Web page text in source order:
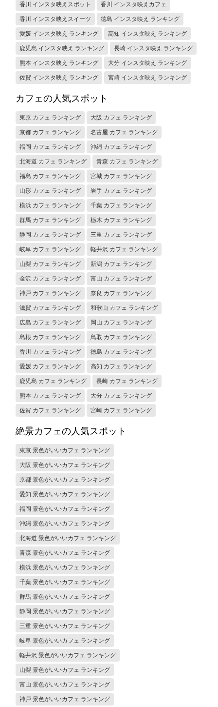
香川 インスタ映えスポット 香川 インスタ映えカフェ
香川 インスタ映えスイーツ 徳島 インスタ映え ランキング
愛媛 インスタ映え ランキング 高知 インスタ映え ランキング
鹿児島 インスタ映え ランキング 長崎 インスタ映え ランキング
熊本 インスタ映え ランキング 大分 インスタ映え ランキング
佐賀 インスタ映え ランキング 宮崎 インスタ映え ランキング
カフェの人気スポット
東京 カフェ ランキング 大阪 カフェ ランキング
京都 カフェ ランキング 名古屋 カフェ ランキング
福岡 カフェ ランキング 沖縄 カフェ ランキング
北海道 カフェ ランキング 青森 カフェ ランキング
福島 カフェ ランキング 宮城 カフェ ランキング
山形 カフェ ランキング 岩手 カフェ ランキング
横浜 カフェ ランキング 千葉 カフェ ランキング
群馬 カフェ ランキング 栃木 カフェ ランキング
静岡 カフェ ランキング 三重 カフェ ランキング
岐阜 カフェ ランキング 軽井沢 カフェ ランキング
山梨 カフェ ランキング 新潟 カフェ ランキング
金沢 カフェ ランキング 富山 カフェ ランキング
神戸 カフェ ランキング 奈良 カフェ ランキング
滋賀 カフェ ランキング 和歌山 カフェ ランキング
広島 カフェ ランキング 岡山 カフェ ランキング
島根 カフェ ランキング 鳥取 カフェ ランキング
香川 カフェ ランキング 徳島 カフェ ランキング
愛媛 カフェ ランキング 高知 カフェ ランキング
鹿児島 カフェ ランキング 長崎 カフェ ランキング
熊本 カフェ ランキング 大分 カフェ ランキング
佐賀 カフェ ランキング 宮崎 カフェ ランキング
絶景カフェの人気スポット
東京 景色がいいカフェ ランキング
大阪 景色がいいカフェ ランキング
京都 景色がいいカフェ ランキング
愛知 景色がいいカフェ ランキング
福岡 景色がいいカフェ ランキング
沖縄 景色がいいカフェ ランキング
北海道 景色がいいカフェ ランキング
青森 景色がいいカフェ ランキング
横浜 景色がいいカフェ ランキング
千葉 景色がいいカフェ ランキング
群馬 景色がいいカフェ ランキング
静岡 景色がいいカフェ ランキング
三重 景色がいいカフェ ランキング
岐阜 景色がいいカフェ ランキング
軽井沢 景色がいいカフェ ランキング
山梨 景色がいいカフェ ランキング
富山 景色がいいカフェ ランキング
神戸 景色がいいカフェ ランキング